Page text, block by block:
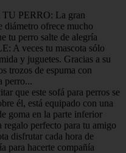
PERRO: La gran
diámetro ofrece mucho
tu perro salte de alegría
A veces tu mascota sólo
y juguetes. Gracias a su
trozos de espuma con
perro...
que este sofá para perros se
él, está equipado con una
goma en la parte inferior
perfecto para tu amigo
disfrutar cada hora de
para hacerte compañía